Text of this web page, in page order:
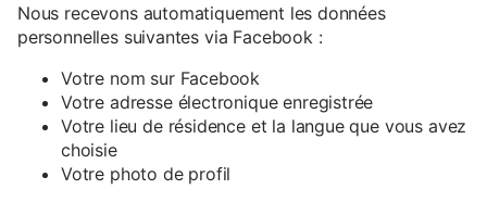
Nous recevons automatiquement les données
personnelles suivantes via Facebook :
Votre nom sur Facebook
Votre adresse électronique enregistrée
Votre lieu de résidence et la langue que vous avez
choisie
Votre photo de profil